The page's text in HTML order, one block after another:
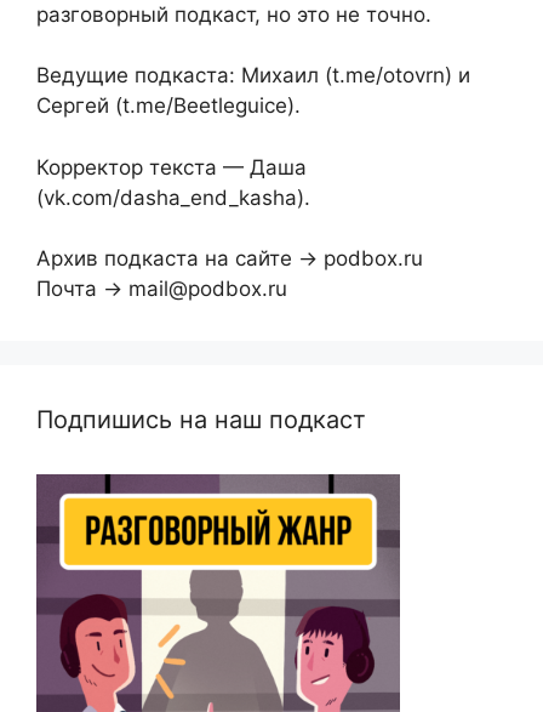
разговорный подкаст, но это не точно.
Ведущие подкаста: Михаил (t.me/otovrn) и
Сергей (t.me/Beetleguice).
Корректор текста — Даша
(vk.com/dasha_end_kasha).
Архив подкаста на сайте → podbox.ru
Почта → mail@podbox.ru
Подпишись на наш подкаст